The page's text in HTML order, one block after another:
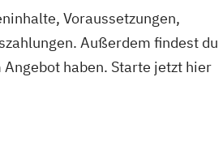
Voraussetzungen,
Außerdem findest du
haben. Starte jetzt hier